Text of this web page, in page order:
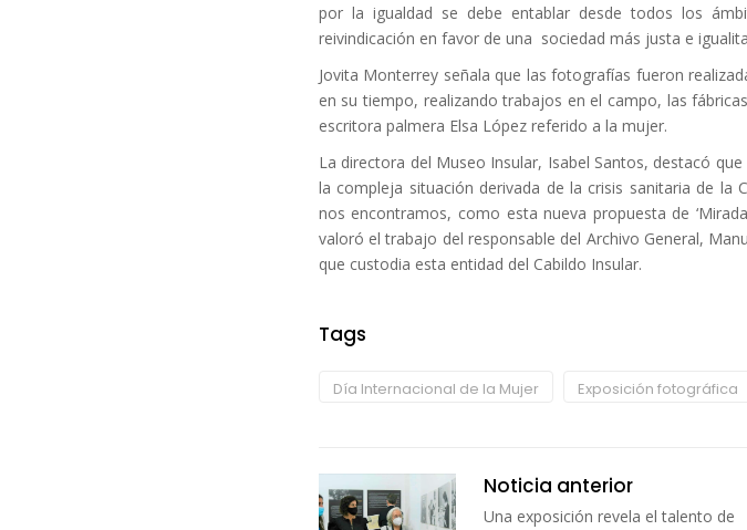
por la igualdad se debe entablar desde todos los
reivindicación en favor de una sociedad más justa e
Jovita Monterrey señala que las fotografías fueron
en su tiempo, realizando trabajos en el campo, las
escritora palmera Elsa López referido a la mujer.
La directora del Museo Insular, Isabel Santos, destacó
la compleja situación derivada de la crisis sanitaria de la
nos encontramos, como esta nueva propuesta de
valoró el trabajo del responsable del Archivo General,
que custodia esta entidad del Cabildo Insular.
Tags
Día Internacional de la Mujer Exposición fotográfica
Noticia anterior
Una exposición revela el talento de